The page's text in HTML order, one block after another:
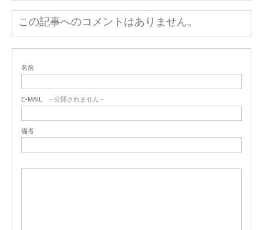
この記事へのコメントはありません。
名前
E-MAIL - 公開されません -
備考